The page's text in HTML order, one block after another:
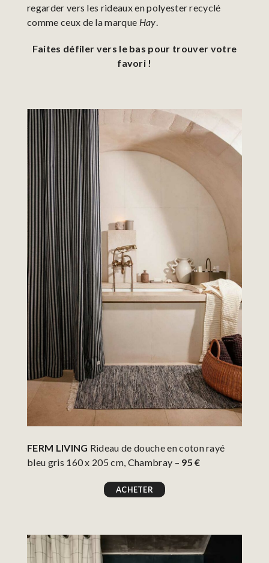
regarder vers les rideaux en polyester recyclé
comme ceux de la marque Hay.
Faites défiler vers le bas pour trouver votre
favori !
FERM LIVING Rideau de douche en coton rayé
bleu gris 160 x 205 cm, Chambray – 95 €
ACHETER